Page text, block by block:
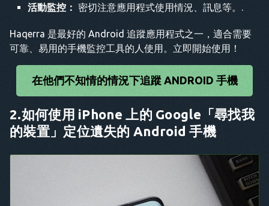
活動監控： 密切注意應用程式使用情況、訊息等。.
Haqerra 是最好的 Android 追蹤應用程式之一，適合需要
可靠、易用的手機監控工具的人使用。立即開始使用！
在他們不知情的情況下追蹤 ANDROID 手機
2.如何使用 iPhone 上的 Google「尋找我
的裝置」定位遺失的 Android 手機